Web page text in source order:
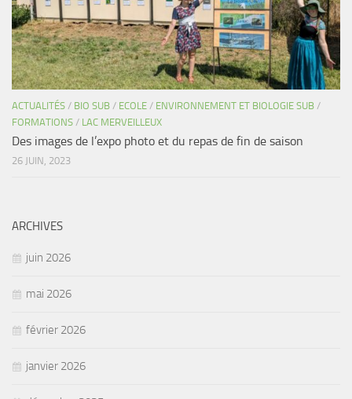
ACTUALITÉS / BIO SUB / ECOLE / ENVIRONNEMENT ET BIOLOGIE SUB /
FORMATIONS / LAC MERVEILLEUX
Des images de l’expo photo et du repas de fin de saison
26 JUIN, 2023
ARCHIVES
juin 2026
mai 2026
février 2026
janvier 2026